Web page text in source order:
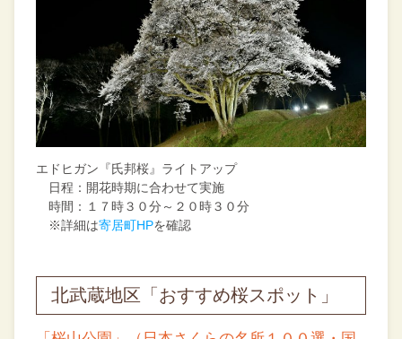
エドヒガン『氏邦桜』ライトアップ
日程：開花時期に合わせて実施
時間：１７時３０分～２０時３０分
※詳細は寄居町HPを確認
北武蔵地区「おすすめ桜スポット」